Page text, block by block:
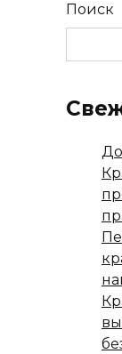
Поиск